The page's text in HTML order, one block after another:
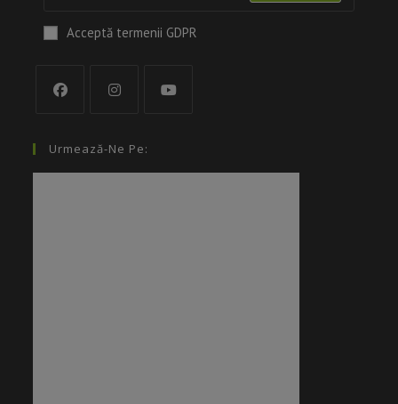
Acceptă termenii GDPR
Urmează-Ne Pe: